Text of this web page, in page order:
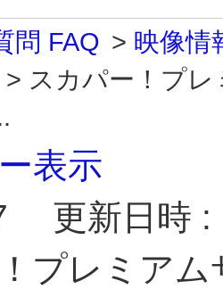
問 FAQ > 映像情
> スカパー！プ
表示
更新日時
プレミア